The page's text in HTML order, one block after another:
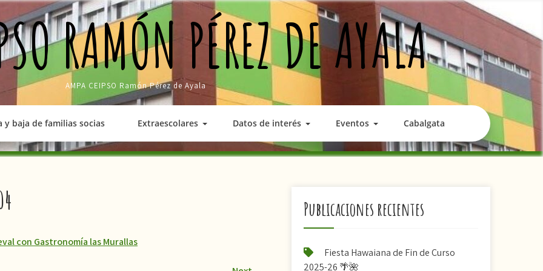
RAMÓN PÉREZ DE AYALA
AMPA CEIPSO Ramón Pérez de Ayala
y baja de familias socias Extraescolares Datos de interés Eventos Cabalgata
con Gastronomía las Murallas
Publicaciones recientes
Fiesta Hawaiana de Fin de Curso
2025-26 🌴🌺